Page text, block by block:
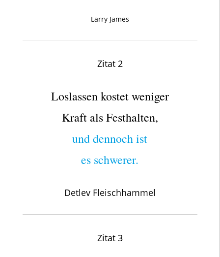
Larry James
Zitat 2
Loslassen kostet weniger
Kraft als Festhalten,
und dennoch ist
es schwerer.
Detlev Fleischhammel
Zitat 3